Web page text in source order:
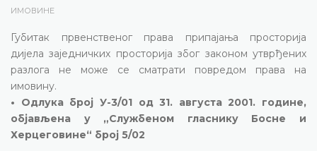
ИМОВИНЕ
Губитак првенственог права припајања просторија
дијела заједничких просторија због законом утврђених
разлога не може се сматрати повредом права на
имовину.
• Одлука број У-3/01 од 31. августа 2001. године,
објављена у „Службеном гласнику Босне и
Херцеговине“ број 5/02